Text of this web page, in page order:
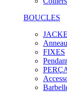
BOUCLES
FIXES